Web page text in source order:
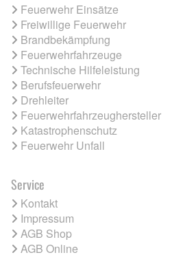
Feuerwehr Einsätze
Freiwillige Feuerwehr
Brandbekämpfung
Feuerwehrfahrzeuge
Technische Hilfeleistung
Berufsfeuerwehr
Drehleiter
Feuerwehrfahrzeughersteller
Katastrophenschutz
Feuerwehr Unfall
Service
Kontakt
Impressum
AGB Shop
AGB Online